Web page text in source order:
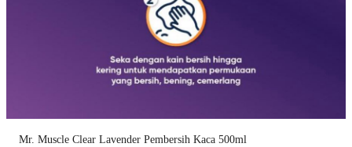
Mr. Muscle Clear Lavender Pembersih Kaca 500ml